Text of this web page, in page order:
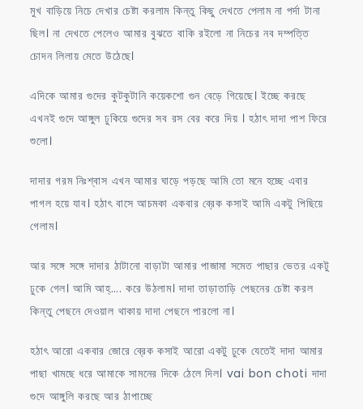
মুখ বাড়িয়ে নিচে দেখার চেষ্টা করলাম কিন্তু কিছু দেখতে পেলাম না পর্দা টানা
ছিল। না দেখতে পেলেও আমার বুঝতে বাকি রইলো না নিচের নব দম্পত্তি
চোদন লিলায় মেতে উঠেছে।
এদিকে আমার গুদের কুটকুটানি কয়েকশো গুন বেড়ে গিয়েছে। ইচ্ছে করছে
এখনই গুদে আঙ্গুল ঢুকিয়ে গুদের সব রস বের করে দিয় । হঠাৎ দাদা পাশ ফিরে
শুলো।
দাদার গরম নিঃশ্বাস এখন আমার ঘাড়ে পড়ছে আমি তো মনে হচ্ছে এবার
পাগল হয়ে যাব। হঠাৎ বাসে আচমকা একবার ব্রেক কসাই আমি একটু পিছিয়ে
গেলাম।
আর সঙ্গে সঙ্গে দাদার ঠাটানো বাড়াটা আমার পাজামা সমেত পাছার ভেতর একটু
ঢুকে গেল। আমি আহ্…. করে উঠলাম। দাদা তাড়াতাড়ি পেছনের চেষ্টা করল
কিন্তু পেছনে দেওয়াল থাকায় দাদা পেছনে পারলো না।
হঠাৎ আরো একবার জোরে ব্রেক কসাই আরো একটু ঢুকে যেতেই দাদা আমার
পাছা খামছে ধরে আমাকে সামনের দিকে ঠেলে দিল। vai bon choti দাদা
গুদে আঙ্গুলি করছে আর ঠাপাচ্ছে